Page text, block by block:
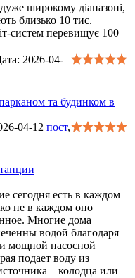
широкому діапазоні,
близько 10 тис.
систем перевищує 100
2026-04-
та будинком в
04-12 пост,
сегодня есть в каждом
не в каждом оно
Многие дома
водой благодаря
мощной насосной
подает воду из
– колодца или